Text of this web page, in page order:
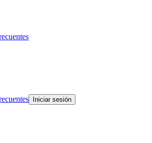
Iniciar sesión